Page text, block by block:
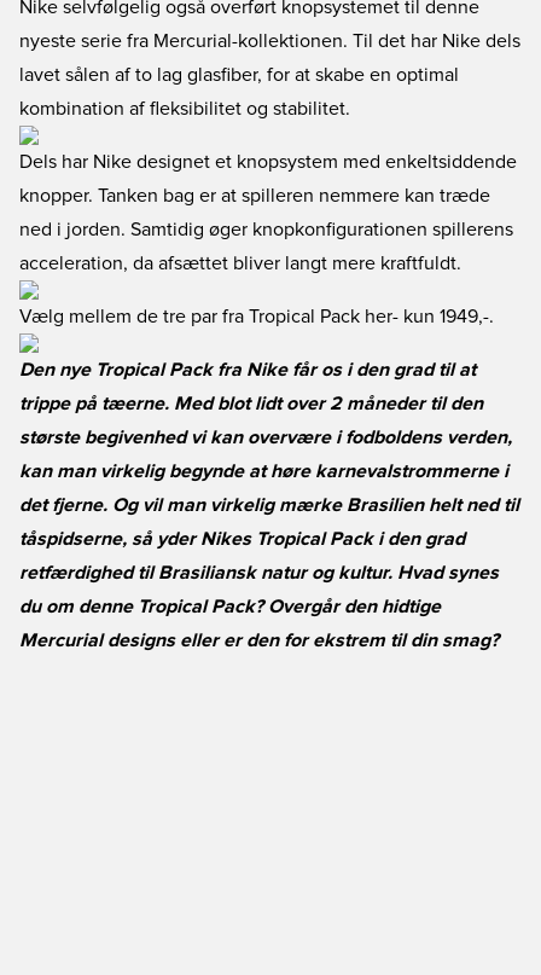
Nike selvfølgelig også overført knopsystemet til denne
nyeste serie fra Mercurial-kollektionen. Til det har Nike dels
lavet sålen af to lag glasfiber, for at skabe en optimal
kombination af fleksibilitet og stabilitet.
Dels har Nike designet et knopsystem med enkeltsiddende
knopper. Tanken bag er at spilleren nemmere kan træde
ned i jorden. Samtidig øger knopkonfigurationen spillerens
acceleration, da afsættet bliver langt mere kraftfuldt.
Vælg mellem de tre par fra Tropical Pack her- kun 1949,-.
Den nye Tropical Pack fra Nike får os i den grad til at
trippe på tæerne. Med blot lidt over 2 måneder til den
største begivenhed vi kan overvære i fodboldens verden,
kan man virkelig begynde at høre karnevalstrommerne i
det fjerne. Og vil man virkelig mærke Brasilien helt ned til
tåspidserne, så yder Nikes Tropical Pack i den grad
retfærdighed til Brasiliansk natur og kultur. Hvad synes
du om denne Tropical Pack? Overgår den hidtige
Mercurial designs eller er den for ekstrem til din smag?